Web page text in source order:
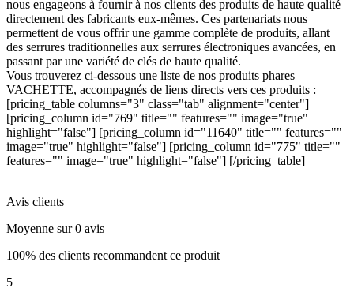
nous engageons à fournir à nos clients des produits de haute qualité
directement des fabricants eux-mêmes. Ces partenariats nous
permettent de vous offrir une gamme complète de produits, allant
des serrures traditionnelles aux serrures électroniques avancées, en
passant par une variété de clés de haute qualité.
Vous trouverez ci-dessous une liste de nos produits phares
VACHETTE, accompagnés de liens directs vers ces produits :
[pricing_table columns="3" class="tab" alignment="center"]
[pricing_column id="769" title="" features="" image="true"
highlight="false"] [pricing_column id="11640" title="" features=""
image="true" highlight="false"] [pricing_column id="775" title=""
features="" image="true" highlight="false"] [/pricing_table]
Avis clients
Moyenne sur 0 avis
100% des clients recommandent ce produit
5